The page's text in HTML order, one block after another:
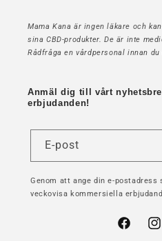
Mama Kana är ingen läkare och
sina CBD-produkter. De är inte
Rådfråga en vårdpersonal innan
Anmäl dig till vårt
erbjudanden!
E-post
Genom att ange din e-
veckovisa kommersiella
Facebook